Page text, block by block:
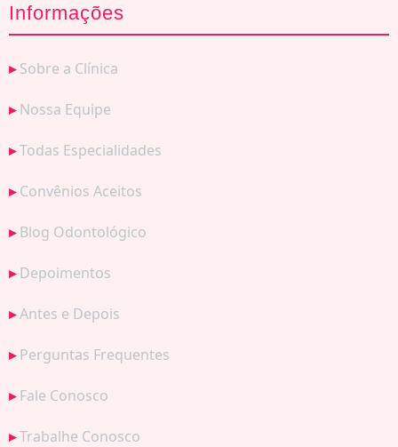
Informações
Sobre a Clínica
Nossa Equipe
Todas Especialidades
Convênios Aceitos
Blog Odontológico
Depoimentos
Antes e Depois
Perguntas Frequentes
Fale Conosco
Trabalhe Conosco